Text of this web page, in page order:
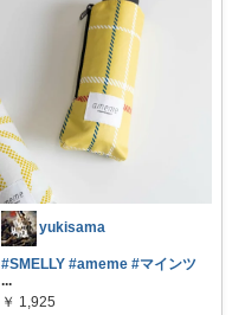
yukisama
#SMELLY #ameme #マインツ
...
￥ 1,925